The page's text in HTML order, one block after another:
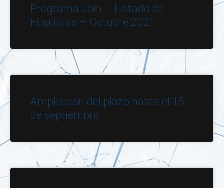
Programa Join – Listado de
Finalistas – Octubre 2021
Ampliación del plazo hasta el 15
de septiembre